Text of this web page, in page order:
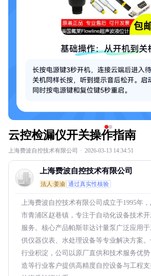
云控检漏仪开关操作指南
上海费波自控技术有限公司 · 2026-03-13 14:34:51
上海费波自控技术有限公司
法人:姜渝 通过真实性核验
上海费波自控技术有限公司成立于1995年
市青浦区赵巷镇，专注于自动化设备技术
服务。核心产品帕斯菲达计量泵广泛应用
供仪器仪表、水处理设备等专业解决方案
行业积淀，公司以原厂直供和技术服务优势
造等行业客户提供高精度自控设备与工程